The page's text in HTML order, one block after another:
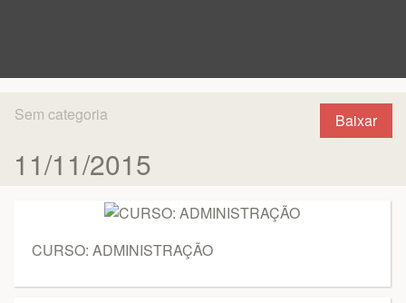
Baixar
Sem categoria
11/11/2015
CURSO: ADMINISTRAÇÃO